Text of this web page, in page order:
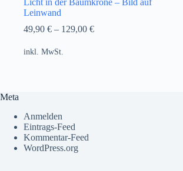
Leinwand
49,90 € – 129,00 €
inkl. MwSt.
Meta
Anmelden
Eintrags-Feed
Kommentar-Feed
WordPress.org